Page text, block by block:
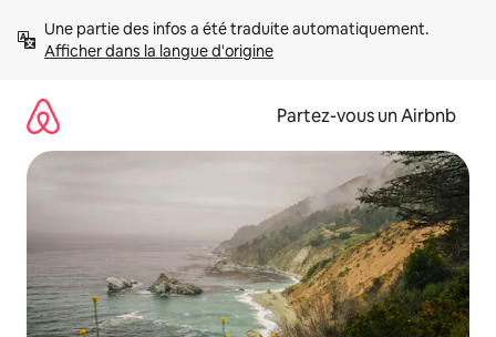
directement
Afficher dans la langue d'origine
Partez-vous un Airbnb